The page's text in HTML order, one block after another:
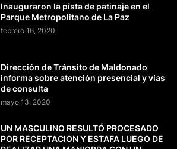
Inauguraron la pista de patinaje en el
Parque Metropolitano de La Paz
febrero 16, 2020
Dirección de Tránsito de Maldonado
informa sobre atención presencial y vías
de consulta
mayo 13, 2020
UN MASCULINO RESULTÓ PROCESADO
POR RECEPTACION Y ESTAFA LUEGO DE